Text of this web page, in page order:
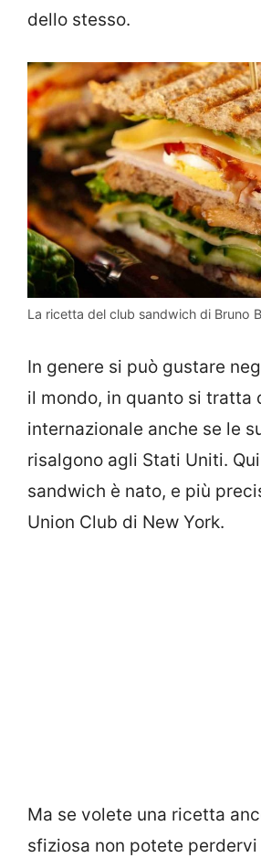
dello stesso.
La ricetta del club sandwich di Bruno
In genere si può gustare
il mondo, in quanto si tratta
internazionale anche se le
risalgono agli Stati Uniti.
sandwich è nato, e più
Union Club di New York.
Ma se volete una ricetta
sfiziosa non potete